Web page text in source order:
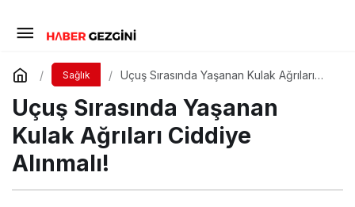
Sağlık
Uçuş Sırasında Yaşanan Kulak Ağrıları
Uçuş Sırasında Yaşanan
Kulak Ağrıları Ciddiye
Alınmalı!